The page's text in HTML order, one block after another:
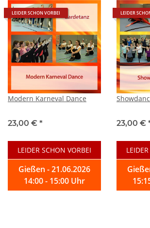
LEIDER SCHON VORBEI
Modern Karneval Dance
23,00 € *
LEIDER SCHON VORBEI
Gießen - 21.06.2026
14:00 - 15:00 Uhr
LEIDER
23,00 €